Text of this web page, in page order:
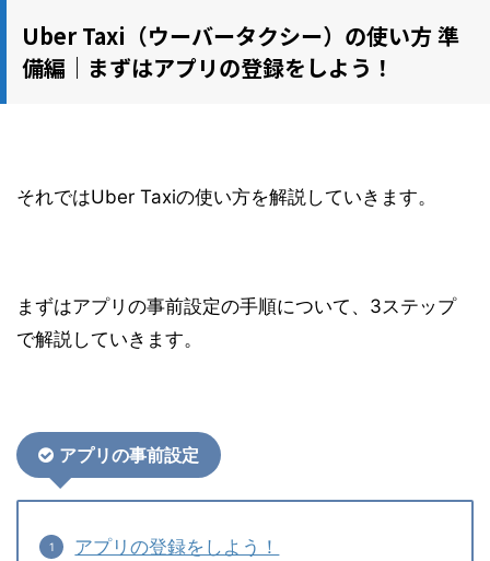
Uber Taxi（ウーバータクシー）の使い方 準
備編｜まずはアプリの登録をしよう！
それではUber Taxiの使い方を解説していきます。
まずはアプリの事前設定の手順について、3ステップ
で解説していきます。
アプリの事前設定
アプリの登録をしよう！